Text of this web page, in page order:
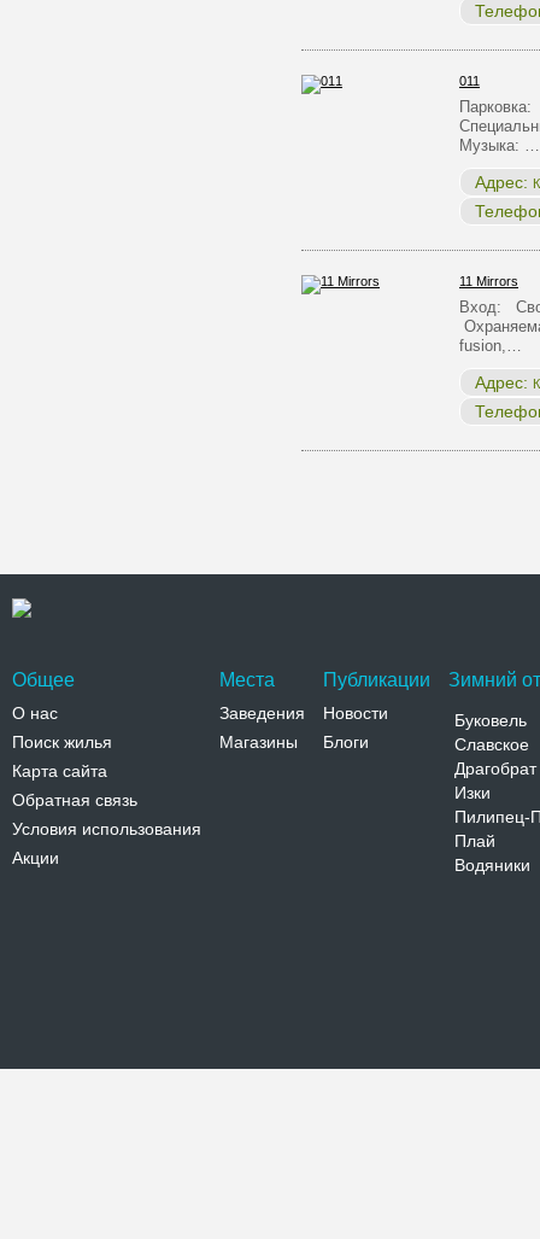
011
Музыка: …
Адрес:
11 Mirrors
Вход:
fusion,…
Адрес:
Общее
О нас
Поиск жилья
Карта сайта
Обратная связь
Условия использования
Акции
Места
Заведения
Магазины
Публикации
Новости
Блоги
Зимний
Буковель
Славское
Драгобрат
Изки
Пилипец-
Плай
Водяники